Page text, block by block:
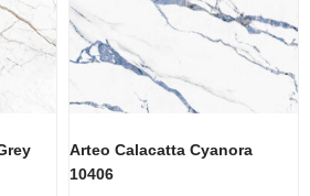
Arteo Calacatta Cyanora
10406